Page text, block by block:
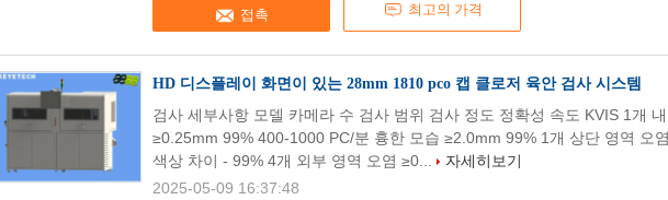
접촉 최고의 가격
HD 디스플레이 화면이 있는 28mm 1810 pco 캡 클로저 육안 검사 시스템
검사 세부사항 모델 카메라 수 검사 범위 검사 정도 정확성 속도 KVIS 1개
≥0.25mm 99% 400-1000 PC/분 흉한 모습 ≥2.0mm 99% 1개 상단 영역 오
색상 차이 - 99% 4개 외부 영역 오염 ≥0...
자세히보기
2025-05-09 16:37:48